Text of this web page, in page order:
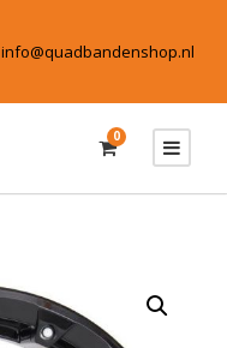
info@quadbandenshop.nl
0